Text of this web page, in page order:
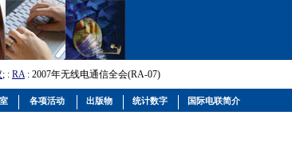
; : RA: 2007年无线电通信全会(RA-07)
各项活动 出版物 统计数字 国际电联简介